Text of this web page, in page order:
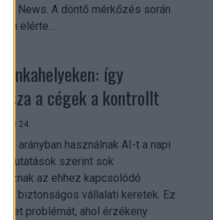
TV News. A döntő mérkőzés során
elérte...
így
a cégek a kontrollt
24.
arányban használnak AI-t a napi
kutatások szerint sok
az ehhez kapcsolódó
és biztonságos vállalati keretek. Ez
problémát, ahol érzékeny